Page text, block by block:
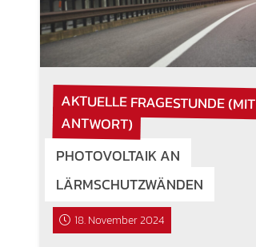
AKTUELLE FRAGESTUNDE (MIT
ANTWORT)
PHOTOVOLTAIK AN
LÄRMSCHUTZWÄNDEN
18. November 2024